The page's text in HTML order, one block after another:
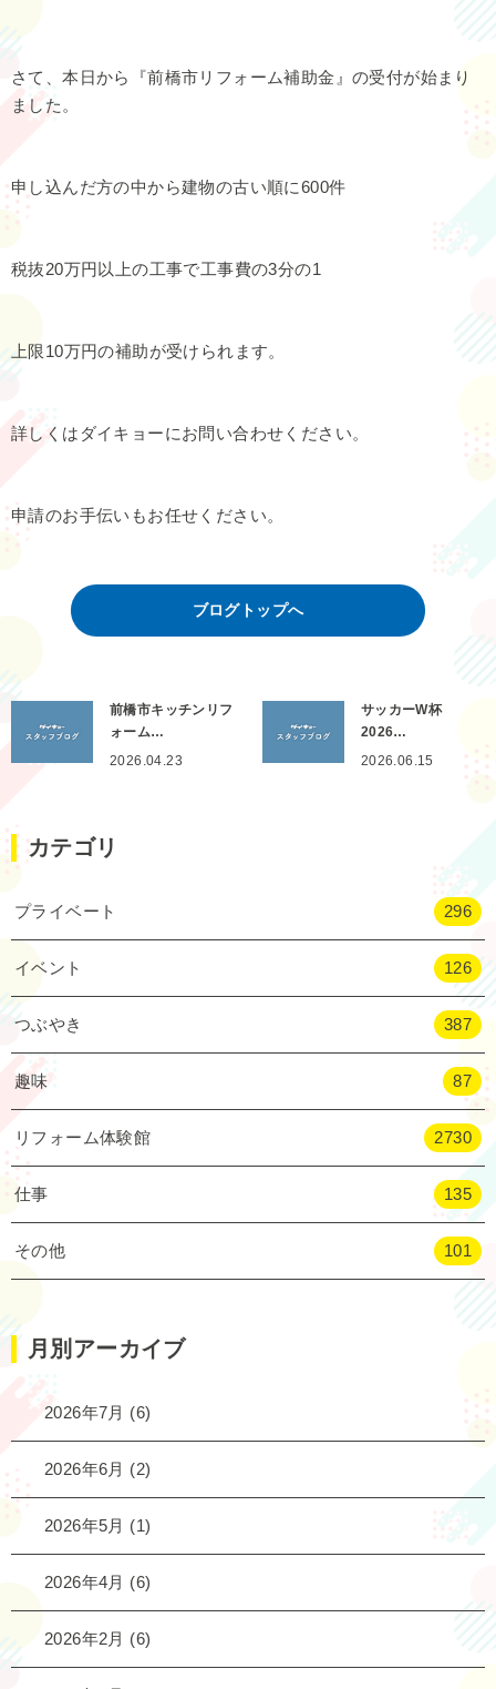
さて、本日から『前橋市リフォーム補助金』の受付が始まり
ました。
申し込んだ方の中から建物の古い順に600件
税抜20万円以上の工事で工事費の3分の1
上限10万円の補助が受けられます。
詳しくはダイキョーにお問い合わせください。
申請のお手伝いもお任せください。
ブログトップへ
前橋市キッチンリフ
ォーム…
2026.04.23
サッカーW杯
2026…
2026.06.15
カテゴリ
プライベート 296
イベント 126
つぶやき 387
趣味 87
リフォーム体験館 2730
仕事 135
その他 101
月別アーカイブ
2026年7月 (6)
2026年6月 (2)
2026年5月 (1)
2026年4月 (6)
2026年2月 (6)